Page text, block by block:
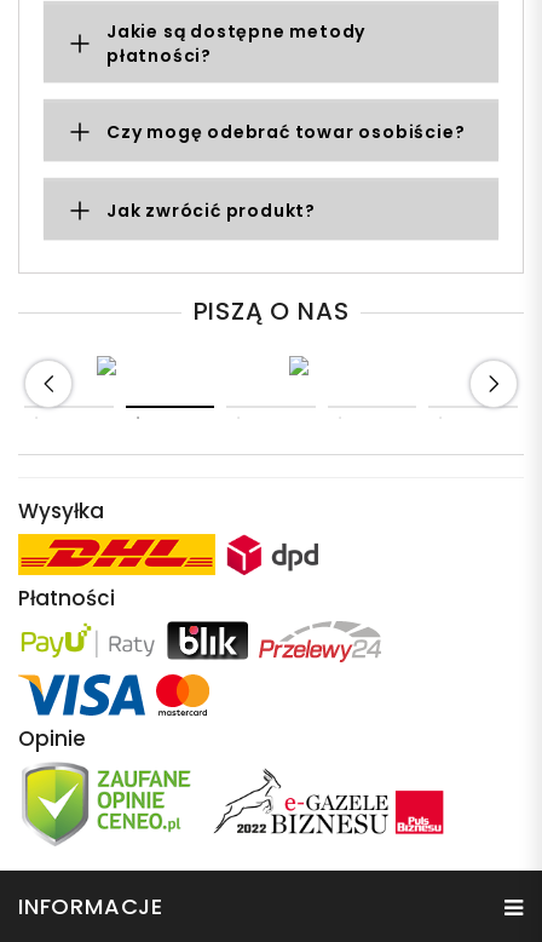
Jakie są dostępne metody
płatności?
Czy mogę odebrać towar osobiście?
Jak zwrócić produkt?
PISZĄ O NAS
Wysyłka
Płatności
Opinie
INFORMACJE